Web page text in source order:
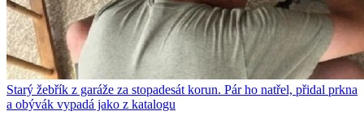
Starý žebřík z garáže za stopadesát korun. Pár ho natřel, přidal prkna
a obývák vypadá jako z katalogu